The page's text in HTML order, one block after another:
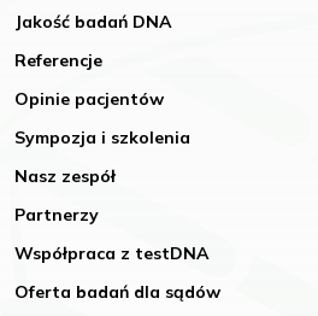
Jakość badań DNA
Referencje
Opinie pacjentów
Sympozja i szkolenia
Nasz zespół
Partnerzy
Współpraca z testDNA
Oferta badań dla sądów